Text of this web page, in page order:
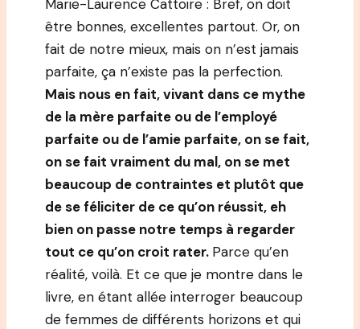
Marie-Laurence Cattoire : Bref, on doit
être bonnes, excellentes partout. Or, on
fait de notre mieux, mais on n’est jamais
parfaite, ça n’existe pas la perfection.
Mais nous en fait, vivant dans ce mythe
de la mère parfaite ou de l’employé
parfaite ou de l’amie parfaite, on se fait,
on se fait vraiment du mal, on se met
beaucoup de contraintes et plutôt que
de se féliciter de ce qu’on réussit, eh
bien on passe notre temps à regarder
tout ce qu’on croit rater. Parce qu’en
réalité, voilà. Et ce que je montre dans le
livre, en étant allée interroger beaucoup
de femmes de différents horizons et qui